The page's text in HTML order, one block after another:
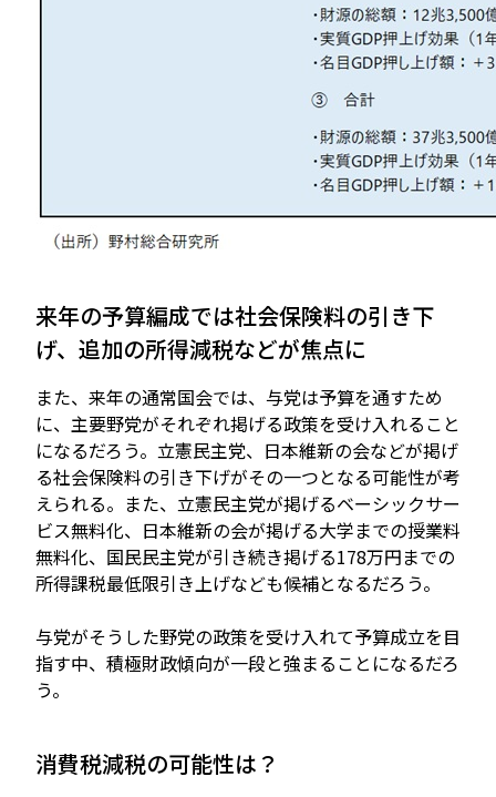
来年の予算編成では社会保険料の引き下
げ、追加の所得減税などが焦点に
また、来年の通常国会では、与党は予算を通すため
に、主要野党がそれぞれ掲げる政策を受け入れること
になるだろう。立憲民主党、日本維新の会などが掲げ
る社会保険料の引き下げがその一つとなる可能性が考
えられる。また、立憲民主党が掲げるベーシックサー
ビス無料化、日本維新の会が掲げる大学までの授業料
無料化、国民民主党が引き続き掲げる178万円までの
所得課税最低限引き上げなども候補となるだろう。
与党がそうした野党の政策を受け入れて予算成立を目
指す中、積極財政傾向が一段と強まることになるだろ
う。
消費税減税の可能性は？